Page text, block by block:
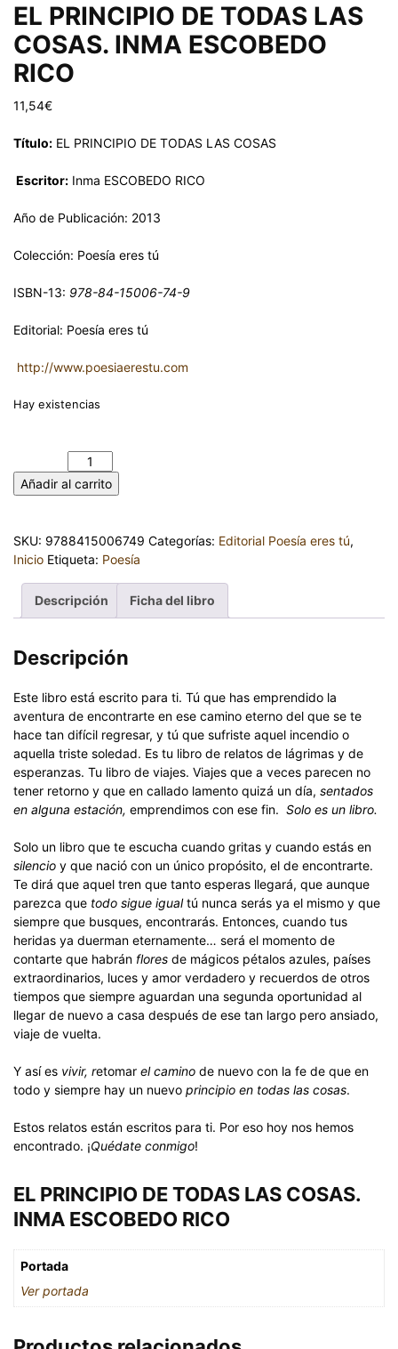
EL PRINCIPIO DE TODAS LAS
COSAS. INMA ESCOBEDO
RICO
11,54€
Título: EL PRINCIPIO DE TODAS LAS COSAS
Escritor: Inma ESCOBEDO RICO
Año de Publicación: 2013
Colección: Poesía eres tú
ISBN-13: 978-84-15006-74-9
Editorial: Poesía eres tú
http://www.poesiaerestu.com
Hay existencias
Añadir al carrito
SKU: 9788415006749 Categorías: Editorial Poesía eres tú,
Inicio Etiqueta: Poesía
Descripción Ficha del libro
Descripción
Este libro está escrito para ti. Tú que has emprendido la
aventura de encontrarte en ese camino eterno del que se te
hace tan difícil regresar, y tú que sufriste aquel incendio o
aquella triste soledad. Es tu libro de relatos de lágrimas y de
esperanzas. Tu libro de viajes. Viajes que a veces parecen no
tener retorno y que en callado lamento quizá un día, sentados
en alguna estación, emprendimos con ese fin. Solo es un libro.
Solo un libro que te escucha cuando gritas y cuando estás en
silencio y que nació con un único propósito, el de encontrarte.
Te dirá que aquel tren que tanto esperas llegará, que aunque
parezca que todo sigue igualtú nunca serás ya el mismo y que
siempre que busques, encontrarás. Entonces, cuando tus
heridas ya duerman eternamente… será el momento de
contarte que habrán flores de mágicos pétalos azules, países
extraordinarios, luces y amor verdadero y recuerdos de otros
tiempos que siempre aguardan una segunda oportunidad al
llegar de nuevo a casa después de ese tan largo pero ansiado,
viaje de vuelta.
Y así es vivir, retomar el camino de nuevo con la fe de que en
todo y siempre hay un nuevo principio en todas las cosas.
Estos relatos están escritos para ti. Por eso hoy nos hemos
encontrado. ¡Quédate conmigo!
EL PRINCIPIO DE TODAS LAS COSAS.
INMA ESCOBEDO RICO
Portada
Ver portada